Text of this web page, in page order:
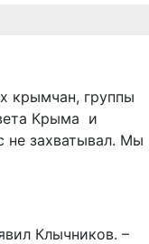
крымчан, группы
Крыма и
не захватывал. Мы
Клычников. –